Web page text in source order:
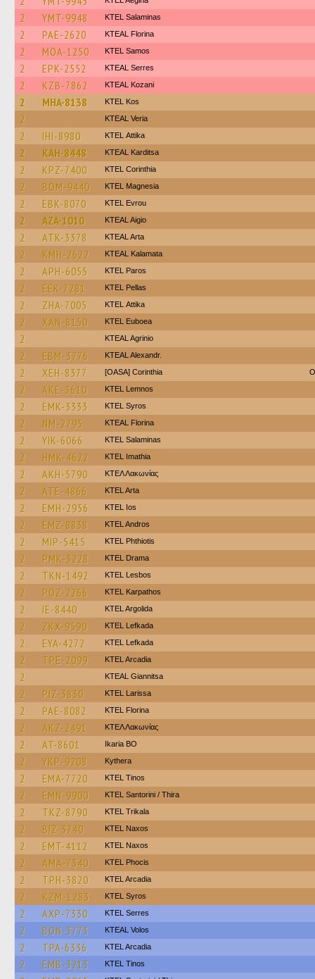
2 YMT-9948 KTEL Salaminas
2 PAE-2620 KTEAL Florina
2 MOA-1250 KTEL Samos
2 EPK-2552 KTEAL Serres
2 KZB-7862 KTEAL Kozani
2 MHA-8138 KTEL Kos
2 KTEAL Veria
2 IHI-8980 KΤΕL Αttika
2 KAH-8448 KTEAL Karditsa
2 KPZ-7400 KTEL Corinthia
2 BOM-9440 ΚΤΕL Magnesia
2 EBK-8070 KTEL Evrou
2 AZA-1010 KTEAL Aigio
2 ATK-3378 KTEAL Arta
2 KMH-2622 KTEAL Kalamata
2 APH-6055 KTEL Paros
2 EEK-7281 KTEL Pellas
2 ZHA-7005 KΤΕL Αttika
2 XAN-8150 ΚΤΕL Euboea
2 KTEAL Agrinio
2 EBM-3776 KTEAL Alexandr.
2 XEH-8377 [OASA] Corinthia
2 AKE-3610 KTEL Lemnos
2 EMK-3333 KTEL Syros
2 NM-2795 KTEAL Florina
2 YIK-6066 KTEL Salaminas
2 HMK-4622 KTEL Imathia
2 AKH-5790 ΚΤΕΛ Λακωνίας
2 ATE-4866 KTEL Arta
2 EMH-2956 KTEL Ios
2 EMZ-8838 KTEL Andros
2 MIP-5415 ΚΤΕL Phthiotis
2 PMK-3228 KTEL Drama
2 TKN-1492 KTEL Lesbos
2 POZ-2266 ΚΤΕL Karpathos
2 IE-8440 KTEL Argolida
2 ZKX-9590 KTEL Lefkada
2 EYA-4272 KTEL Lefkada
2 TPE-2099 KTEL Arcadia
2 KTEAL Giannitsa
2 PIZ-3830 KTEL Larissa
2 PAE-8082 KTEL Florina
2 AKZ-2491 ΚΤΕΛ Λακωνίας
2 AT-8601 Ikaria BO
2 YKP-9208 Kythera
2 EMA-7720 KTEL Tinos
2 EMN-9900 KTEL Santorini / Thira
2 TKZ-8790 ΚΤΕL Τrikala
2 BIZ-3740 KTEL Naxos
2 EMT-4112 KTEL Naxos
2 AMA-7340 ΚΤΕL Phocis
2 TPH-3820 KTEL Arcadia
2 KZM-1283 KTEL Syros
2 AXP-7330 KTEL Serres
2 BON-3773 KTEAL Volos
2 TPA-6336 KTEL Arcadia
2 EMB-3213 KTEL Tinos